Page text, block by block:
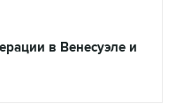
в Венесуэле и
эта информация